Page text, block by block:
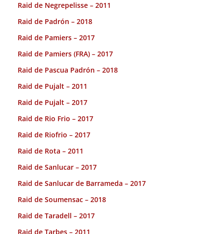
Raid de Negrepelisse – 2011
Raid de Padrón – 2018
Raid de Pamiers – 2017
Raid de Pamiers (FRA) – 2017
Raid de Pascua Padrón – 2018
Raid de Pujalt – 2011
Raid de Pujalt – 2017
Raid de Rio Frio – 2017
Raid de Riofrio – 2017
Raid de Rota – 2011
Raid de Sanlucar – 2017
Raid de Sanlucar de Barrameda – 2017
Raid de Soumensac – 2018
Raid de Taradell – 2017
Raid de Tarbes – 2011